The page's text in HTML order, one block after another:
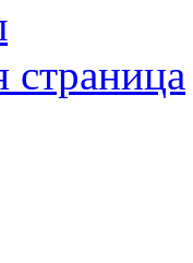
страница